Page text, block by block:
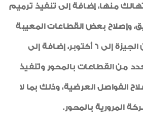
منها، إضافة إلى تنفيذ ترميم
وإصلاح بعض القطاعات المعيبة
في الاتجاه القادم من الجيزة إلى 6 أكتوبر، إضافة إلى
من القطاعات بالمحور وتنفيذ
الفواصل العرضية، وذلك بما لا
المرورية بالمحور.